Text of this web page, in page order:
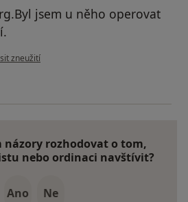
jsem u něho operovat
uživatele Váš účet byl odstraněn
zneužití
názory rozhodovat o tom,
nebo ordinaci navštívit?
Ano Ne